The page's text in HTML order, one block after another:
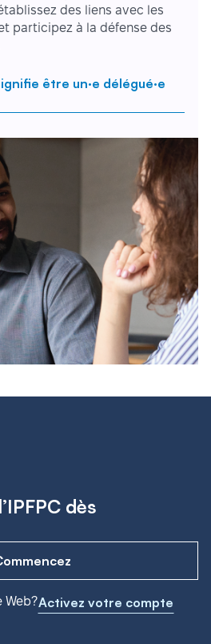
des liens avec les
participez à la défense des
être un·e délégué·e
dès
Web?Activez votre compte